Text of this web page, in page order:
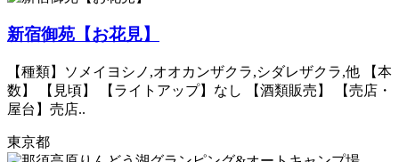
新宿御苑【お花見】
【種類】ソメイヨシノ,オオカンザクラ,シダレザクラ,他 【本
数】 【見頃】 【ライトアップ】なし 【酒類販売】 【売店・
屋台】売店..
東京都